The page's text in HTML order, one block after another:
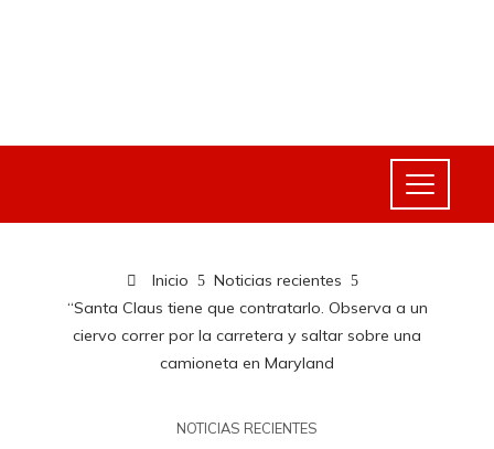
Inicio
Noticias recientes
“Santa Claus tiene que contratarlo. Observa a un
ciervo correr por la carretera y saltar sobre una
camioneta en Maryland
NOTICIAS RECIENTES